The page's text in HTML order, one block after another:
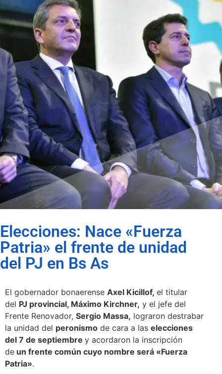
Elecciones: Nace «Fuerza
Patria» el frente de unidad
del PJ en Bs As
El gobernador bonaerense Axel Kicillof, el titular
del PJ provincial, Máximo Kirchner, y el jefe del
Frente Renovador, Sergio Massa, lograron destrabar
la unidad del peronismo de cara a las elecciones
del 7 de septiembre y acordaron la inscripción
de un frente común cuyo nombre será «Fuerza
Patria».